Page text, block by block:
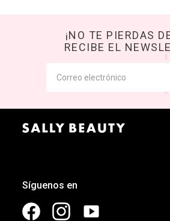
¡NO TE PIERDAS
RECIBE EL
Síguenos en